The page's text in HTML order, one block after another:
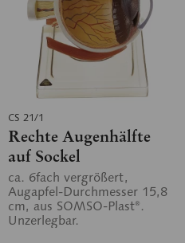
CS 21/1
Rechte Augenhälfte
auf Sockel
ca. 6fach vergrößert,
Augapfel-Durchmesser 15,8
cm, aus SOMSO-Plast®.
Unzerlegbar.